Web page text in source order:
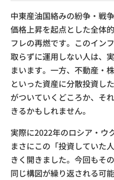
中東産油国絡みの紛争・戦
価格上昇を起点とした全体
フレの再燃です。このイン
取らずに運用しない人は、
まいます。一方、不動産・
といった資産に分散投資し
がついていくどころか、そ
きるかもしれません。
実際に2022年のロシア・ウ
まさにこの「投資していた
きく開きました。今回もそ
同じ構図が繰り返される可